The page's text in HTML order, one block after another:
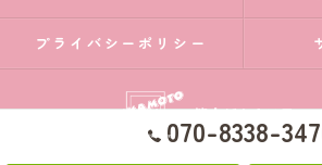
070-8338-
プライバシーポリシー